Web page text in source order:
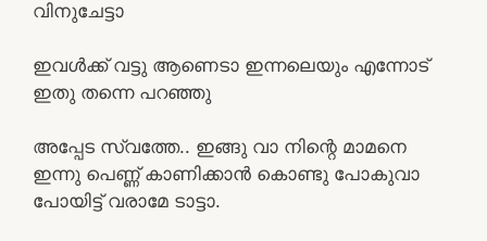
വിനുചേട്ടാ
ഇവൾക്ക് വട്ടു ആണെടാ ഇന്നലെയും എന്നോട്
ഇതു തന്നെ പറഞ്ഞു
അപ്പേട സ്വത്തേ.. ഇങ്ങു വാ നിന്റെ മാമനെ
ഇന്നു പെണ്ണ് കാണിക്കാൻ കൊണ്ടു പോകുവാ
പോയിട്ട് വരാമേ ടാട്ടാ.